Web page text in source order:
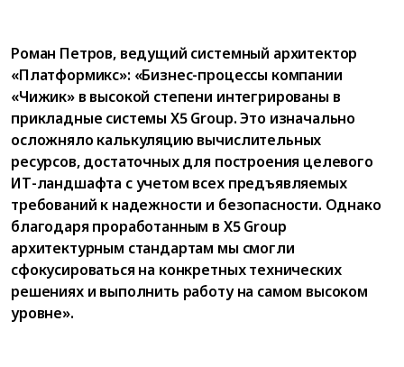
Роман Петров, ведущий системный архитектор
«Платформикс»: «Бизнес-процессы компании
«Чижик» в высокой степени интегрированы в
прикладные системы X5 Group. Это изначально
осложняло калькуляцию вычислительных
ресурсов, достаточных для построения целевого
ИТ-ландшафта с учетом всех предъявляемых
требований к надежности и безопасности. Однако
благодаря проработанным в X5 Group
архитектурным стандартам мы смогли
сфокусироваться на конкретных технических
решениях и выполнить работу на самом высоком
уровне».